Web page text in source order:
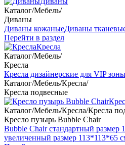
Каталог/Мебель/
Диваны
Диваны кожаныеДиваны
Перейти в раздел
Кресла
Каталог/Мебель/
Кресла
Кресла дизайнерские для VIP зоны
Каталог/Мебель/Кресла/
Кресла подвесные
Каталог/Мебель/Кресла/Кресла
Кресло пузырь Bubble Chair
Bubble Chair стандартный размер
увеличенный размер 113*113*65